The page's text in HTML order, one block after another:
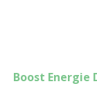
Boost Energie